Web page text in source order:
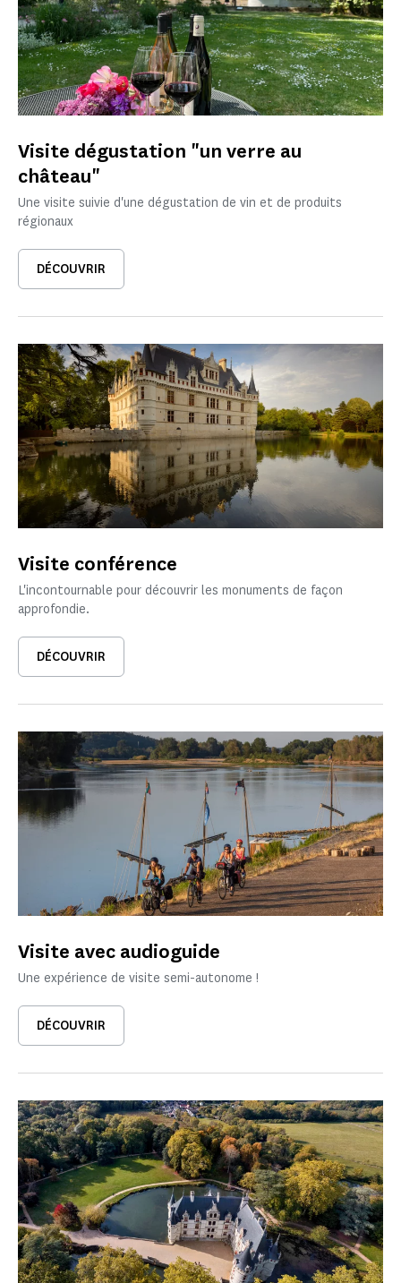
Visite dégustation "un verre au
château"
Une visite suivie d'une dégustation de vin et de produits
régionaux
DÉCOUVRIR
Visite conférence
L'incontournable pour découvrir les monuments de façon
approfondie.
DÉCOUVRIR
Visite avec audioguide
Une expérience de visite semi-autonome !
DÉCOUVRIR